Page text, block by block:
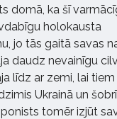
domā, ka šī
holokausta
jo tās gaitā savas
daudz nevainīgu
līdz ar zemi, lai
Ukrainā un
tomēr izjūt